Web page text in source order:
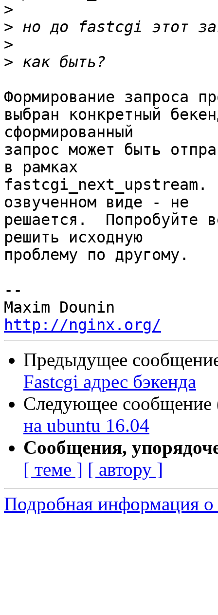
>
>
>
>
Формирование запроса
выбран конкретный
сформированный
запрос может быть
в рамках
fastcgi_next_upstream.
озвученном виде - не
решается.  Попробуйте
решить исходную
проблему по другому.
--
http://nginx.org/
Предыдущее
Fastcgi адрес бэкенда
Следующее сообщение
на ubuntu 16.04
Сообщения,
[ теме ] [ автору ]
Подробная информация